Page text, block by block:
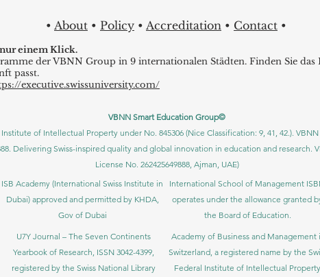
• About • Policy • Accreditation • Contact •
einem Klick.
der VBNN Group in 9 internationalen Städten. Finden Sie
passt.
executive.swissuniversity.com/
VBNN Smart Education Group©
of Intellectual Property under No. 845306 (Nice Classification: 9, 41, 42.).
Delivering Swiss-inspired quality and global innovation in education and research.
License No. 262425649888, Ajman, UAE)
ISB Academy (International Swiss Institute in
Dubai) approved and permitted by KHDA,
Gov of Dubai
International School of Management
operates under the allowance granted
the Board of Education.
U7Y Journal – The Seven Continents
Yearbook of Research, ISSN 3042-4399,
registered by the Swiss National Library
Academy of Business and Management
Switzerland, a registered name by the
Federal Institute of Intellectual